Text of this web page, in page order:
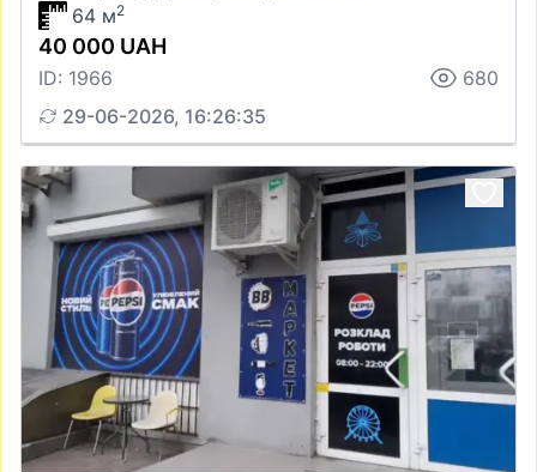
64 м2
40 000 UAH
ID: 1966
680
29-06-2026, 16:26:35